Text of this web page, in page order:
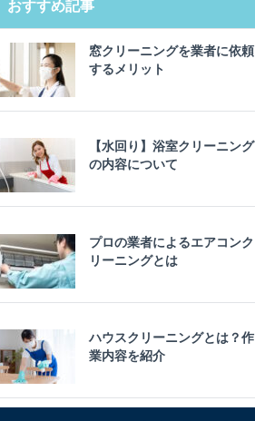
おすすめ記事
窓クリーニングを業者に依頼
するメリット
【水回り】浴室クリーニング
の内容について
プロの業者によるエアコンク
リーニングとは
ハウスクリーニングとは？作
業内容を紹介